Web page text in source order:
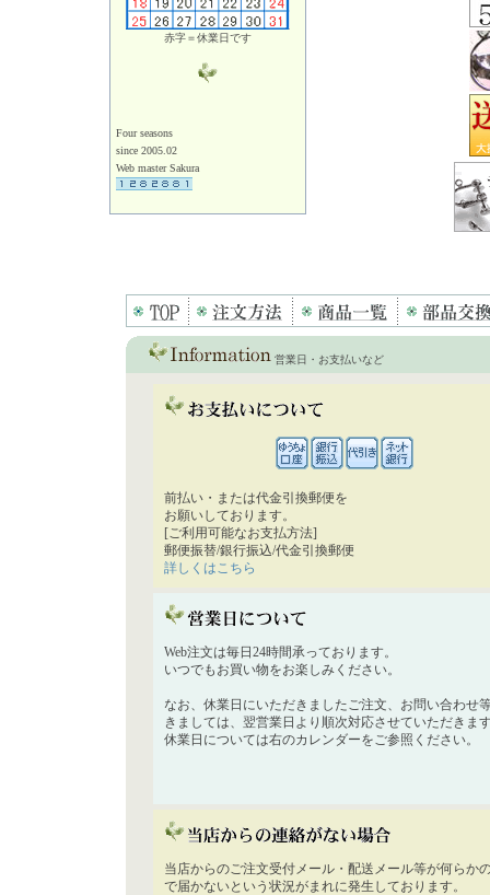
赤字＝休業日です
Four seasons
since 2005.02
Web master Sakura
営業日・お支払いなど
前払い・または代金引換郵便を
お願いしております。
[ご利用可能なお支払方法]
郵便振替/銀行振込/代金引換郵便
詳しくはこちら
Web注文は毎日24時間承っております。
いつでもお買い物をお楽しみください。
なお、休業日にいただきましたご注文、お問い合わせ
きましては、翌営業日より順次対応させていただきま
休業日については右のカレンダーをご参照ください。
当店からのご注文受付メール・配送メール等が何らか
で届かないという状況がまれに発生しております。